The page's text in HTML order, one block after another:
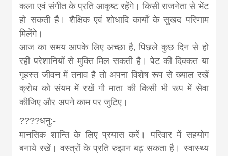
कला एवं संगीत के प्रति आकृष्ट रहेंगे। किसी राजनेता से भेंट
हो सकती है। शैक्षिक एवं शोधादि कार्यों के सुखद परिणाम
मिलेंगे।
आज का समय आपके लिए अच्छा है, पिछले कुछ दिन से हो
रही परेशानियों से मुक्ति मिल सकती है। पेट की दिक्कत या
गृहस्त जीवन में तनाव है तो अपना विशेष रूप से ख्याल रखें
क्रोध को संयम में रखें गौ माता की किसी भी रूप में सेवा
कीजिए और अपने काम पर जुटिए।
????धनु:-
मानसिक शान्ति‍ के लिए प्रयास करें। परिवार में सहयोग
बनाये रखें। वस्त्रों के प्रति रुझान बढ़ सकता है। स्वास्थ्‍य